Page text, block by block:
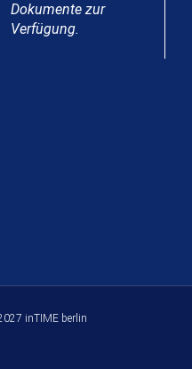
Dokumente zur
Verfügung.
inTIME berlin